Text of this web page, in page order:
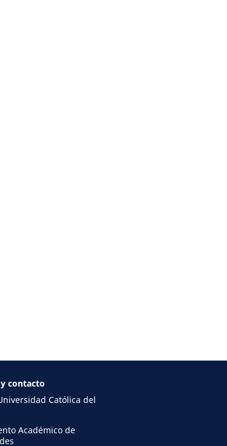
contacto
Católica del
Académico de